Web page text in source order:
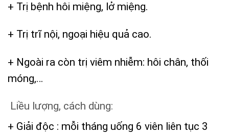
+ Trị bệnh hôi miệng, lở miệng.
+ Trị trĩ nội, ngoại hiệu quả cao.
+ Ngoài ra còn trị viêm nhiễm: hôi chân, thối
móng,…
Liều lượng, cách dùng:
+ Giải độc : mỗi tháng uống 6 viên liên tục 3